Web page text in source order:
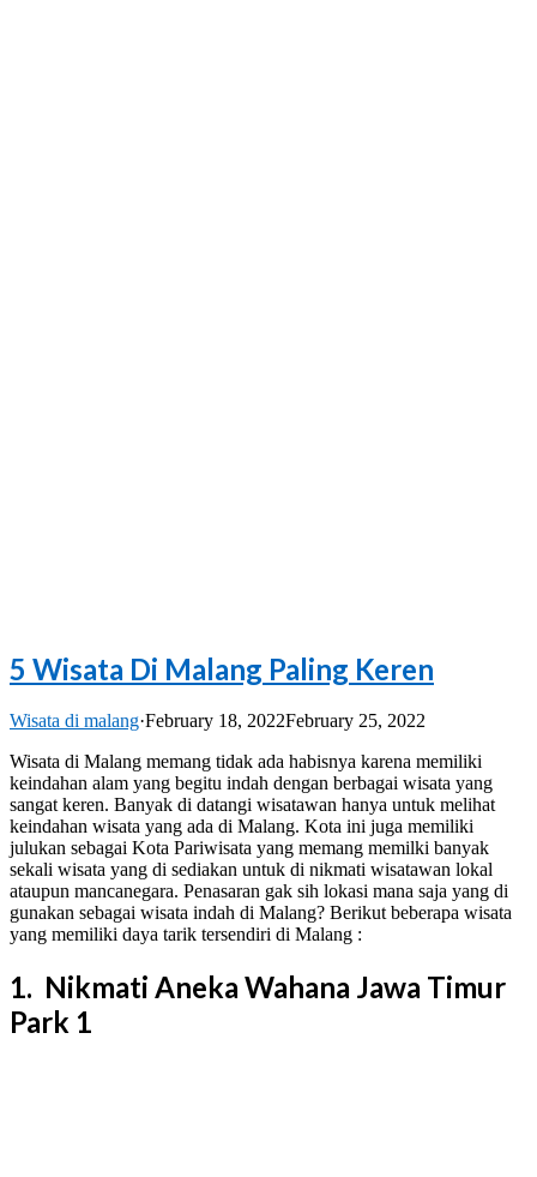
5 Wisata Di Malang Paling Keren
Wisata di malang·February 18, 2022February 25, 2022
Wisata di Malang memang tidak ada habisnya karena memiliki
keindahan alam yang begitu indah dengan berbagai wisata yang
sangat keren. Banyak di datangi wisatawan hanya untuk melihat
keindahan wisata yang ada di Malang. Kota ini juga memiliki
julukan sebagai Kota Pariwisata yang memang memilki banyak
sekali wisata yang di sediakan untuk di nikmati wisatawan lokal
ataupun mancanegara. Penasaran gak sih lokasi mana saja yang di
gunakan sebagai wisata indah di Malang? Berikut beberapa wisata
yang memiliki daya tarik tersendiri di Malang :
1. Nikmati Aneka Wahana Jawa Timur
Park 1